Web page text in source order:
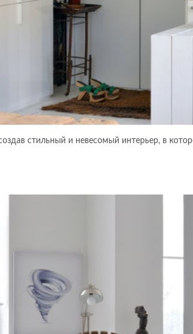
стильный и невесомый интерьер, в